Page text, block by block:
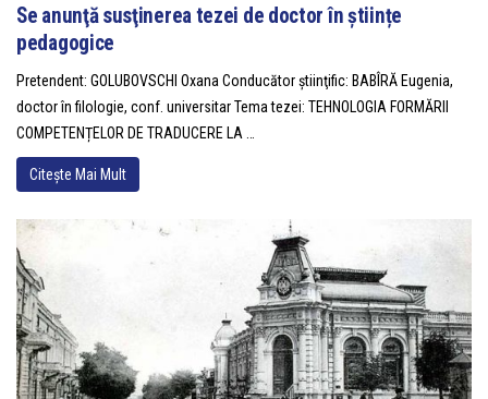
Se anunţă susţinerea tezei de doctor în științe
pedagogice
Pretendent: GOLUBOVSCHI Oxana Conducător ştiinţific: BABÎRĂ Eugenia,
doctor în filologie, conf. universitar Tema tezei: TEHNOLOGIA FORMĂRII
COMPETENȚELOR DE TRADUCERE LA …
Citește Mai Mult